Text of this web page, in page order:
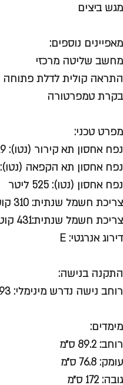
מגש ביצים
מאפיינים נוספים:
מחשב שליטה מרכזי
התראה קולית לדלת פתוחה
בקרת טמפרטורה
מפרט טכני:
נפח אחסון תא קירור (נטו): 319 ליטר
נפח אחסון תא הקפאה (נטו): 206 ליטר
נפח אחסון (נטו): 525 ליטר
צריכת חשמל שנתית: 310 קוט"ש
צריכת חשמל שנתית:431 קוט״ש
דירוג אנרגטי: E
התקנה בנישה:
רוחב נישה נדרש מינימלי: 93 ס״מ
מימדים:
רוחב: 89.2 ס״מ
עומק: 76.8 ס״מ
גובה: 172 ס״מ